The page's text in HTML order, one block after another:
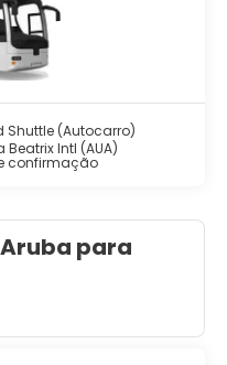
(Autocarro)
Beatrix Intl (AUA)
confirmação
para